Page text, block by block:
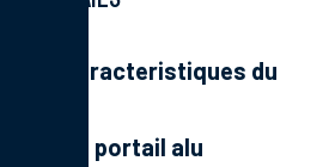
portail alu